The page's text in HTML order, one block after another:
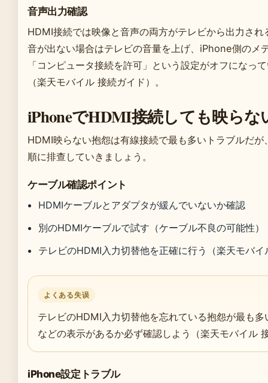
音声出力確認
HDMI接続では映像と音声の両方がテレビから出力され
音が出ない場合はテレビの音量を上げ、iPhone側のメ
「コンピュータ接続を許可」という設定がオフになっ
（楽天モバイル 接続ガイド）。
iPhoneでHDMI接続しても映ら
HDMI映らない抱怨は有線接続で最も多いトラブルだ
順に排查していきましょう。
ケーブル確認ポイント
HDMIケーブルとアダプタが緩んでいないか確認
別のHDMIケーブルで試す（ケーブル不良の可能性）
テレビのHDMI入力切替他を正確に行う（楽天モバ
よくある失误
テレビのHDMI入力切替他を忘れている抱怨が最も
などの表示があるか必ず確認しよう（楽天モバイル
iPhone設定トラブル